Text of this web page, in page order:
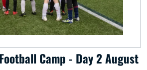
Camp - Day 2 August